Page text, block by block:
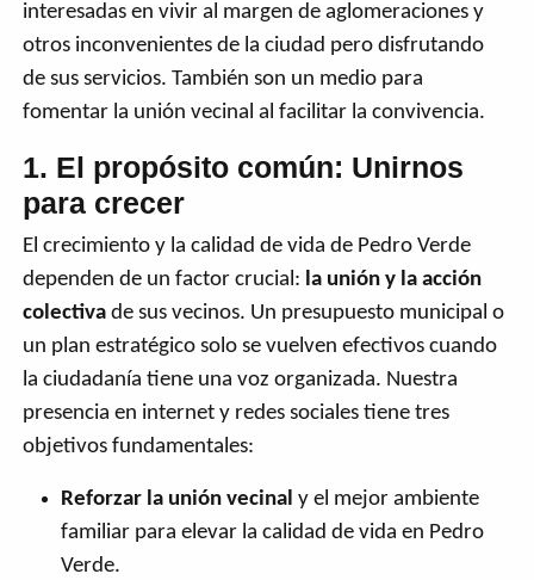
interesadas en vivir al margen de aglomeraciones y
otros inconvenientes de la ciudad pero disfrutando
de sus servicios. También son un medio para
fomentar la unión vecinal al facilitar la convivencia.
1. El propósito común: Unirnos
para crecer
El crecimiento y la calidad de vida de Pedro Verde
dependen de un factor crucial: la unión y la acción
colectiva de sus vecinos. Un presupuesto municipal o
un plan estratégico solo se vuelven efectivos cuando
la ciudadanía tiene una voz organizada. Nuestra
presencia en internet y redes sociales tiene tres
objetivos fundamentales:
Reforzar la unión vecinal y el mejor ambiente
familiar para elevar la calidad de vida en Pedro
Verde.